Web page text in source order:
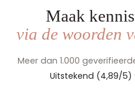
Maak
via de woorden
Meer dan 1.000
Uitstekend (4,89/5)